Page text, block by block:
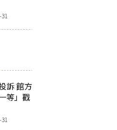
訴 館方
等」戳